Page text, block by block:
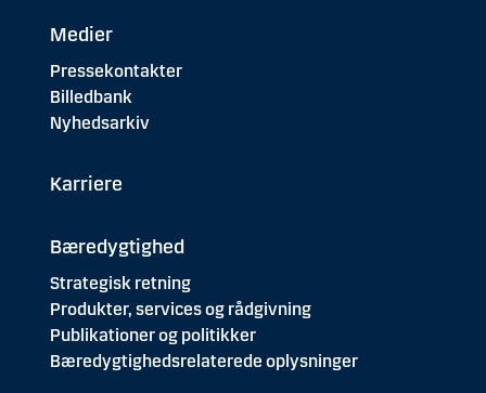
Medier
Pressekontakter
Billedbank
Nyhedsarkiv
Karriere
Bæredygtighed
Strategisk retning
Produkter, services og rådgivning
Publikationer og politikker
Bæredygtighedsrelaterede oplysninger